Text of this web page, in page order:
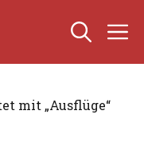
mit „Ausflüge“